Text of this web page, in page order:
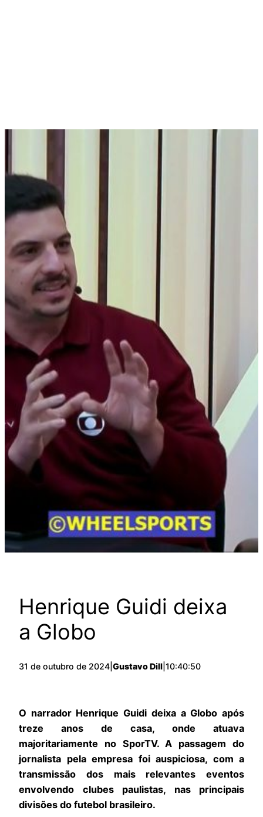
Henrique Guidi deixa
a Globo
31 de outubro de 2024 Gustavo Dill 10:40:50
O narrador Henrique Guidi deixa a Globo após
treze anos de casa, onde atuava
majoritariamente no SporTV. A passagem do
jornalista pela empresa foi auspiciosa, com a
transmissão dos mais relevantes eventos
envolvendo clubes paulistas, nas principais
divisões do futebol brasileiro.